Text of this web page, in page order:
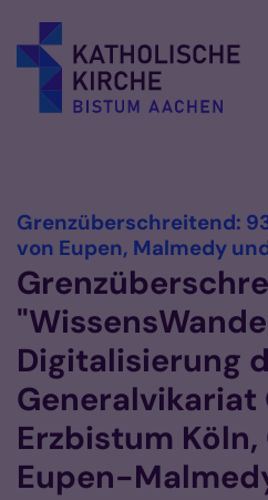
Grenzüberschreitend:
von Eupen, Malmedy
Digitalisierung
Erzbistum
Eupen-